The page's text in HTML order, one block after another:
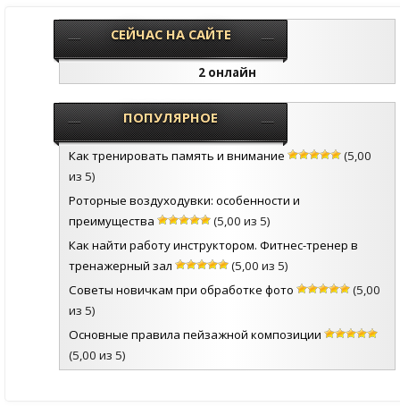
СЕЙЧАС НА САЙТЕ
2 онлайн
ПОПУЛЯРНОЕ
Как тренировать память и внимание
(5,00
из 5)
Роторные воздуходувки: особенности и
преимущества
(5,00 из 5)
Как найти работу инструктором. Фитнес-тренер в
тренажерный зал
(5,00 из 5)
Советы новичкам при обработке фото
(5,00
из 5)
Основные правила пейзажной композиции
(5,00 из 5)